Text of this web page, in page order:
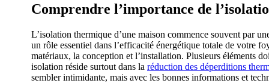
Comprendre l’importance de
L’isolation thermique d’une maison commence souvent par
un rôle essentiel dans l’efficacité énergétique totale de votre
matériaux, la conception et l’installation. Plusieurs éléments
isolation réside surtout dans la réduction des déperditions
sembler intimidante, mais avec les bonnes informations et